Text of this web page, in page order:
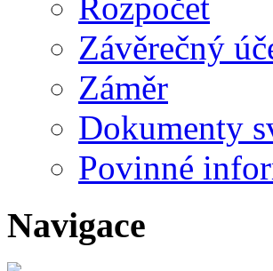
Závěrečný
Záměr
Dokumenty
Povinné
Navigace